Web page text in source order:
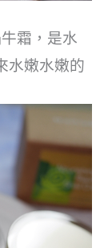
霜，是水
水嫩水嫩的